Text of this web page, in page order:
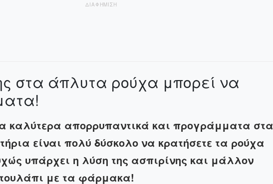
ΔΙΑΦΗΜΙΣΗ
στα άπλυτα ρούχα μπορεί να
καλύτερα απορρυπαντικά και προγράμματα στα
είναι πολύ δύσκολο να κρατήσετε τα ρούχα
υπάρχει η λύση της ασπιρίνης και μάλλον
με τα φάρμακα!